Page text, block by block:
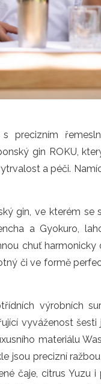
precizním
gin ROKU,
a péči.
gin, ve kterém
a Gyokuro,
chuť
či ve formě
výrobních
vyváženost
materiálu
jsou precizní
čaje, citrus Yuzu